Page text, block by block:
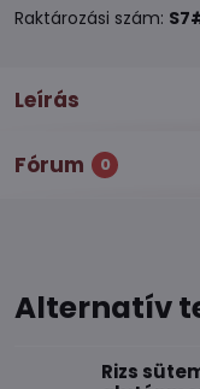
Raktározási szám:
Leírás
Fórum 0
Alternatív
Rizs